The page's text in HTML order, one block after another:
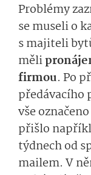
Problémy
se museli o
s majiteli
měli
firmou. Po
předávacího
vše
přišlo
týdnech od
mailem. V